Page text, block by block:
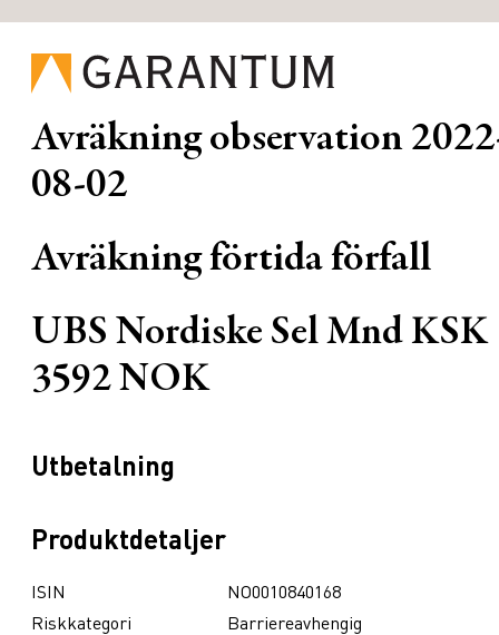
Avräkning observation
08-02
Avräkning förtida förfall
UBS Nordiske Sel Mnd KSK
3592 NOK
Utbetalning
Produktdetaljer
ISIN
NO0010840168
Riskkategori
Barriereavhengig